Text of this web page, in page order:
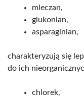
mleczan,
glukonian,
asparaginian,
charakteryzują się
do ich
chlorek,